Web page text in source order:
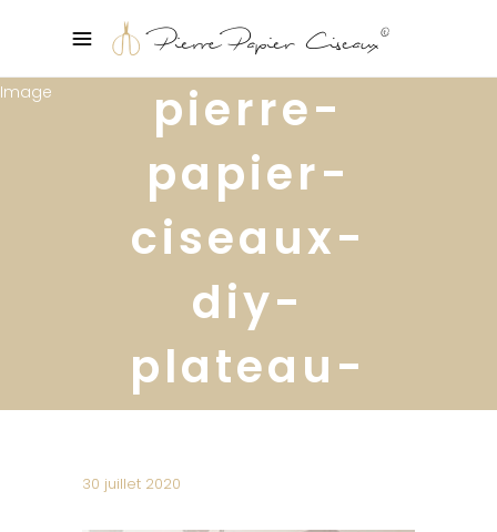
pierre-
papier-
ciseaux-
diy-
plateau-
cannage2
30 juillet 2020